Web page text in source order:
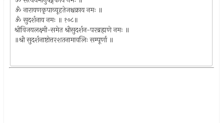
ॐ नारायणकृपाव्यूहतेजश्चक्राय नमः ॥
ॐ सुदर्शनाय नमः ॥ १०८॥
श्रीविजयलक्ष्मी-समेत श्रीसुदर्शन-परब्रह्मणे नमः ॥
॥श्री सुदर्शनाष्टोत्तरशतनामावलिः सम्पूर्णा ॥